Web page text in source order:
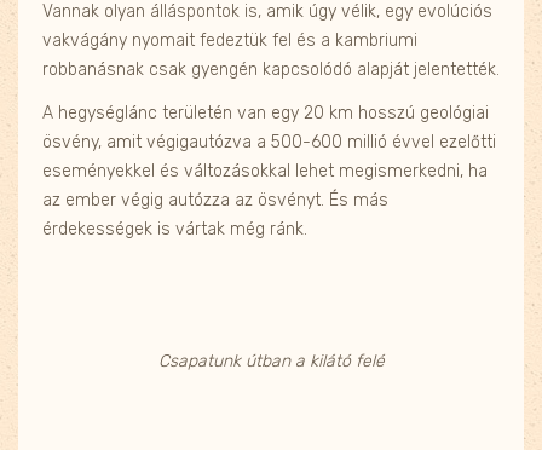
Vannak olyan álláspontok is, amik úgy vélik, egy evolúciós
vakvágány nyomait fedeztük fel és a kambriumi
robbanásnak csak gyengén kapcsolódó alapját jelentették.
A hegységlánc területén van egy 20 km hosszú geológiai
ösvény, amit végigautózva a 500-600 millió évvel ezelőtti
eseményekkel és változásokkal lehet megismerkedni, ha
az ember végig autózza az ösvényt. És más
érdekességek is vártak még ránk.
Csapatunk útban a kilátó felé